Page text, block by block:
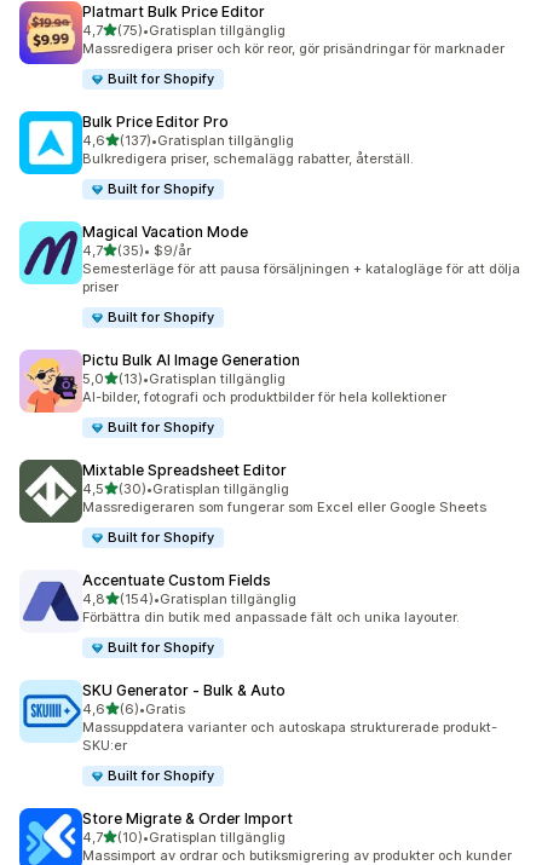
Platmart Bulk Price Editor
4,7av 5 stjärnor
(75)
75 recensioner totalt
•Gratisplan tillgänglig
Massredigera priser och kör reor, gör prisändringar för marknader
Built for Shopify
Bulk Price Editor Pro
4,6av 5 stjärnor
(137)
137 recensioner totalt
•Gratisplan tillgänglig
Bulkredigera priser, schemalägg rabatter, återställ.
Built for Shopify
Magical Vacation Mode
4,7av 5 stjärnor
(35)
35 recensioner totalt
• $9/år
Semesterläge för att pausa försäljningen + katalogläge för att dölja
priser
Built for Shopify
Pictu Bulk AI Image Generation
5,0av 5 stjärnor
(13)
13 recensioner totalt
•Gratisplan tillgänglig
AI-bilder, fotografi och produktbilder för hela kollektioner
Built for Shopify
Mixtable Spreadsheet Editor
4,5av 5 stjärnor
(30)
30 recensioner totalt
•Gratisplan tillgänglig
Massredigeraren som fungerar som Excel eller Google Sheets
Built for Shopify
Accentuate Custom Fields
4,8av 5 stjärnor
(154)
154 recensioner totalt
•Gratisplan tillgänglig
Förbättra din butik med anpassade fält och unika layouter.
Built for Shopify
SKU Generator ‑ Bulk & Auto
4,6av 5 stjärnor
(6)
6 recensioner totalt
•Gratis
Massuppdatera varianter och autoskapa strukturerade produkt-
SKU:er
Built for Shopify
Store Migrate & Order Import
4,7av 5 stjärnor
(10)
10 recensioner totalt
•Gratisplan tillgänglig
Massimport av ordrar och butiksmigrering av produkter och kunder